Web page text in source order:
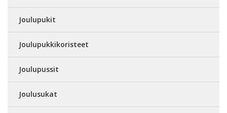
Joulupukit
Joulupukkikoristeet
Joulupussit
Joulusukat